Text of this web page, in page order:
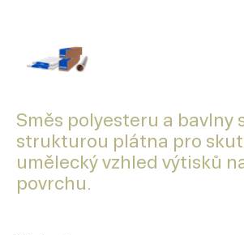
Směs polyesteru a bavlny
strukturou plátna pro
umělecký vzhled výtisků
povrchu.